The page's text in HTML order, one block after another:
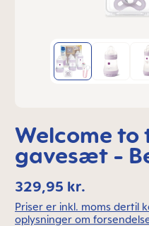
Welcome to
gavesæt -
329,95 kr.
Priser er inkl. moms dertil
oplysninger om